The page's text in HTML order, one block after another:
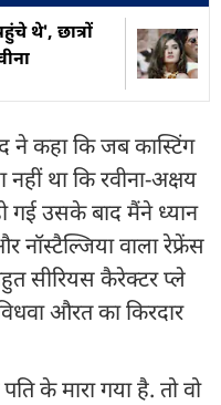
थे', छात्रों
ने कहा कि जब कास्टिंग
नहीं था कि रवीना-अक्षय
गई उसके बाद मैंने ध्यान
नॉस्टैल्जिया वाला रेफ्रेंस
सीरियस कैरेक्टर प्ले
औरत का किरदार
के मारा गया है. तो वो